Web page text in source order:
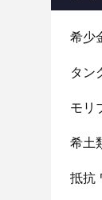
希少
タン
モリ
希土
抵抗